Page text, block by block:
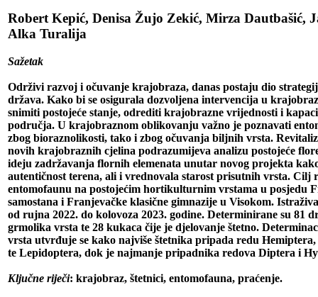
Robert Kepić, Denisa Žujo Zekić, Mirza Dautbašić,
Alka Turalija
Sažetak
Održivi razvoj i očuvanje krajobraza, danas postaju dio
država. Kako bi se osigurala dozvoljena intervencija u
snimiti postojeće stanje, odrediti krajobrazne vrijednosti i
područja. U krajobraznom oblikovanju važno je poznavati
zbog bioraznolikosti, tako i zbog očuvanja biljnih vrsta.
novih krajobraznih cjelina podrazumijeva analizu postojeće
ideju zadržavanja flornih elemenata unutar novog projekta
autentičnost terena, ali i vrednovala starost prisutnih vrsta. Cilj
entomofaunu na postojećim hortikulturnim vrstama u posjedu
samostana i Franjevačke klasične gimnazije u Visokom.
od rujna 2022. do kolovoza 2023. godine. Determinirane su 81
grmolika vrsta te 28 kukaca čije je djelovanje štetno.
vrsta utvrđuje se kako najviše štetnika pripada redu
te Lepidoptera, dok je najmanje pripadnika redova Diptera i
Ključne riječi: krajobraz, štetnici, entomofauna, praćenje.